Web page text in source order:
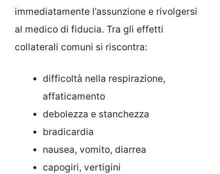
immediatamente l’assunzione e rivolgersi
al medico di fiducia. Tra gli effetti
collaterali comuni si riscontra:
difficoltà nella respirazione,
affaticamento
debolezza e stanchezza
bradicardia
nausea, vomito, diarrea
capogiri, vertigini